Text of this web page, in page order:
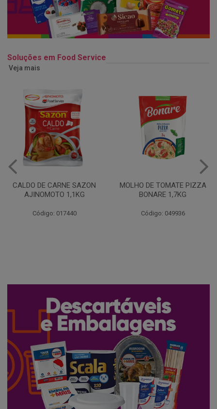
Soluções em Food Service
Veja mais
MOLHO DE TOMATE PIZZA
BONARE 1,7KG
Código: 049936
MARGARINA USO
PROFISSIONAL 80% CUKIN
Código: 062469